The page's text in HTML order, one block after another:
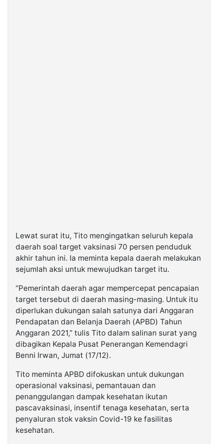
Lewat surat itu, Tito mengingatkan seluruh kepala
daerah soal target vaksinasi 70 persen penduduk
akhir tahun ini. Ia meminta kepala daerah melakukan
sejumlah aksi untuk mewujudkan target itu.
“Pemerintah daerah agar mempercepat pencapaian
target tersebut di daerah masing-masing. Untuk itu
diperlukan dukungan salah satunya dari Anggaran
Pendapatan dan Belanja Daerah (APBD) Tahun
Anggaran 2021,” tulis Tito dalam salinan surat yang
dibagikan Kepala Pusat Penerangan Kemendagri
Benni Irwan, Jumat (17/12).
Tito meminta APBD difokuskan untuk dukungan
operasional vaksinasi, pemantauan dan
penanggulangan dampak kesehatan ikutan
pascavaksinasi, insentif tenaga kesehatan, serta
penyaluran stok vaksin Covid-19 ke fasilitas
kesehatan.